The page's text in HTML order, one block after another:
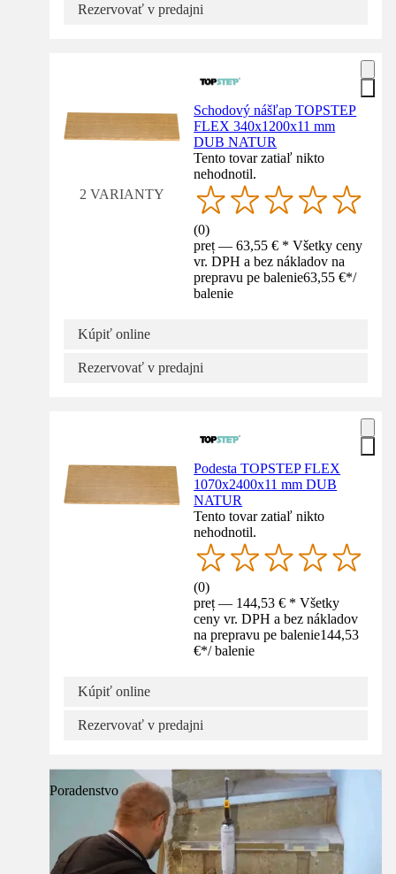
Rezervovať v predajni
2 VARIANTY
Schodový nášľap TOPSTEP
FLEX 340x1200x11 mm
DUB NATUR
Tento tovar zatiaľ nikto
nehodnotil.
(0)
preț — 63,55 € * Všetky ceny
vr. DPH a bez nákladov na
prepravu pe balenie63,55 €*/
balenie
Kúpiť online
Rezervovať v predajni
Podesta TOPSTEP FLEX
1070x2400x11 mm DUB
NATUR
Tento tovar zatiaľ nikto
nehodnotil.
(0)
preț — 144,53 € * Všetky
ceny vr. DPH a bez nákladov
na prepravu pe balenie144,53
€*/ balenie
Kúpiť online
Rezervovať v predajni
Poradenstvo